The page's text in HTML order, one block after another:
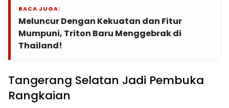
BACA JUGA:
Meluncur Dengan Kekuatan dan Fitur
Mumpuni, Triton Baru Menggebrak di
Thailand!
Tangerang Selatan Jadi Pembuka
Rangkaian